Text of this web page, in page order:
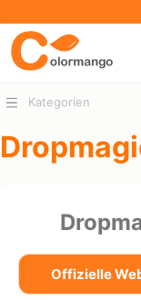
Kategorien
Offizielle